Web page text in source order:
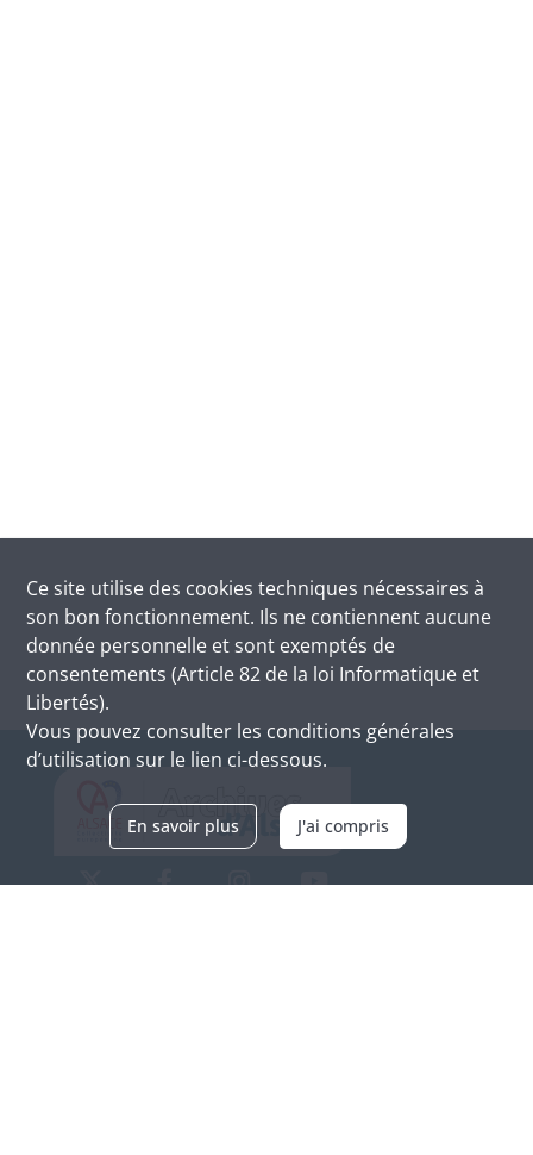
Ce site utilise des cookies techniques nécessaires à
son bon fonctionnement. Ils ne contiennent aucune
donnée personnelle et sont exemptés de
consentements (Article 82 de la loi Informatique et
Libertés).
Vous pouvez consulter les conditions générales
d’utilisation sur le lien ci-dessous.
En savoir plus J'ai compris